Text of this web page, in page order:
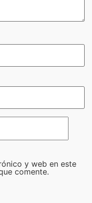
y web en este
comente.